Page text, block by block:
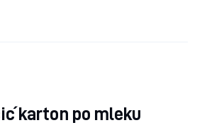
karton po mleku